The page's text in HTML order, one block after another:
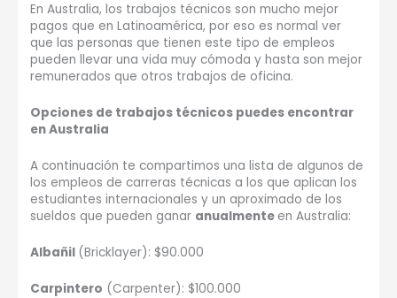
En Australia, los trabajos técnicos son mucho mejor
pagos que en Latinoamérica, por eso es normal ver
que las personas que tienen este tipo de empleos
pueden llevar una vida muy cómoda y hasta son mejor
remunerados que otros trabajos de oficina.
Opciones de trabajos técnicos puedes encontrar
en Australia
A continuación te compartimos una lista de algunos de
los empleos de carreras técnicas a los que aplican los
estudiantes internacionales y un aproximado de los
sueldos que pueden ganar anualmente en Australia:
Albañil (Bricklayer): $90.000
Carpintero (Carpenter): $100.000